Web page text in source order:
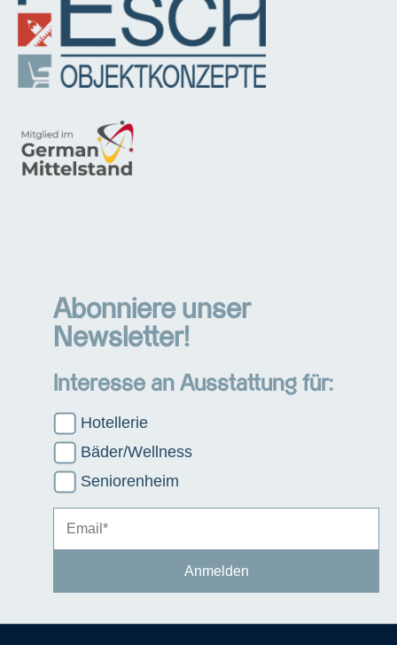
Abonniere unser
Newsletter!
Interesse an Ausstattung für:
Hotellerie
Bäder/Wellness
Seniorenheim